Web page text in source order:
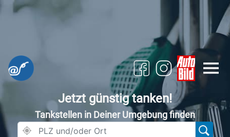
Jetzt günstig tanken!
Tankstellen in Deiner Umgebung finden